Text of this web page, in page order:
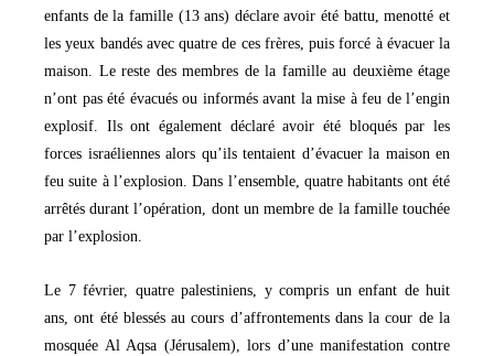
enfants de la famille (13 ans) déclare avoir été battu, menotté et
les yeux bandés avec quatre de ces frères, puis forcé à évacuer la
maison. Le reste des membres de la famille au deuxième étage
n’ont pas été évacués ou informés avant la mise à feu de l’engin
explosif. Ils ont également déclaré avoir été bloqués par les
forces israéliennes alors qu’ils tentaient d’évacuer la maison en
feu suite à l’explosion. Dans l’ensemble, quatre habitants ont été
arrêtés durant l’opération, dont un membre de la famille touchée
par l’explosion.
Le 7 février, quatre palestiniens, y compris un enfant de huit
ans, ont été blessés au cours d’affrontements dans la cour de la
mosquée Al Aqsa (Jérusalem), lors d’une manifestation contre